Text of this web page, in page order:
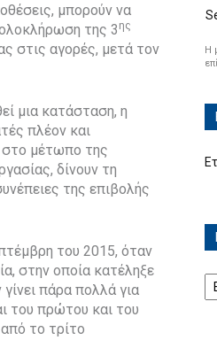
μπορούν να
της 3 ης
στις αγορές, μετά τον
μια κατάσταση, η
πλέον και
στο μέτωπο της
δίνουν τη
της επιβολής
του 2015, όταν
στην οποία κατέληξε
πάρα πολλά για
του πρώτου και του
το τρίτο
Η